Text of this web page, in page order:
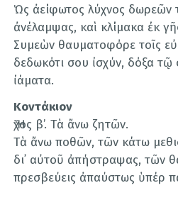
Ὡς ἀείφωτος λύχνος
ἀνέλαμψας, καὶ κλίμακα ἐκ
Συμεὼν θαυματοφόρε τοῖς
δεδωκότι σου ἰσχύν, δόξα τῷ
ἰάματα.
Κοντάκιον
Ἦχος β’. Τὰ ἄνω ζητῶν.
Τὰ ἄνω ποθῶν, τῶν κάτω
δι᾽ αὐτοῦ ἀπήστραψας, τῶν
πρεσβεύεις ἀπαύστως ὑπέρ